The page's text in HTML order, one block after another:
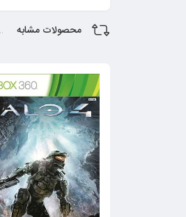
محصولات مشابه